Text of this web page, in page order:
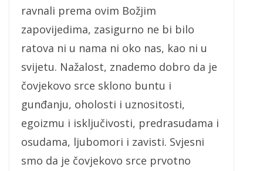
ravnali prema ovim Božjim
zapovijedima, zasigurno ne bi bilo
ratova ni u nama ni oko nas, kao ni u
svijetu. Nažalost, znademo dobro da je
čovjekovo srce sklono buntu i
gunđanju, oholosti i uznositosti,
egoizmu i isključivosti, predrasudama i
osudama, ljubomori i zavisti. Svjesni
smo da je čovjekovo srce prvotno